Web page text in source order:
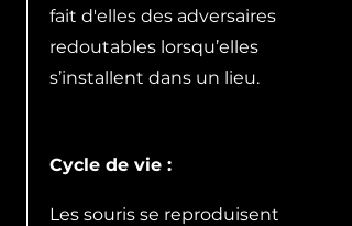
fait d'elles des adversaires
redoutables lorsqu’elles
s’installent dans un lieu.
Cycle de vie :
Les souris se reproduisent